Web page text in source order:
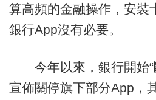
算高頻的金融操作，安裝
銀行App沒有必要。
今年以來，銀行開始“
宣佈關停旗下部分App，